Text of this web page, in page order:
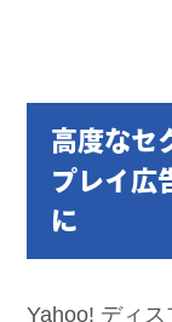
高度なセ
プレイ広
に
Yahoo! ディ